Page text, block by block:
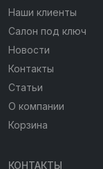
Наши клиенты
Салон под ключ
Новости
Контакты
Статьи
О компании
Корзина
КОНТАКТЫ